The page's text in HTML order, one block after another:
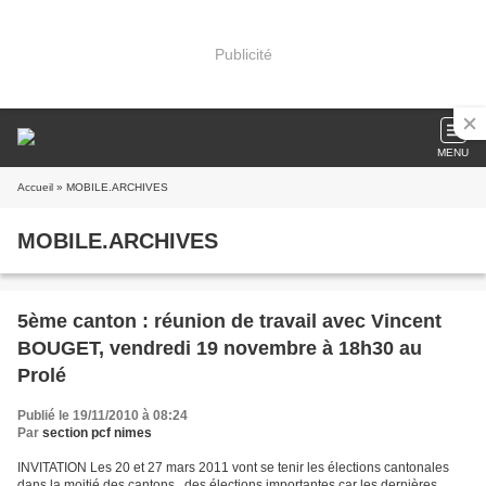
Publicité
MENU
Accueil » MOBILE.ARCHIVES
MOBILE.ARCHIVES
5ème canton : réunion de travail avec Vincent
BOUGET, vendredi 19 novembre à 18h30 au
Prolé
Publié le 19/11/2010 à 08:24
Par section pcf nimes
INVITATION Les 20 et 27 mars 2011 vont se tenir les élections cantonales